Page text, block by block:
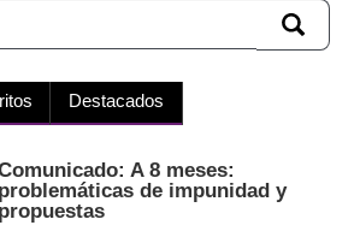
Destacados
A 8 meses:
problemáticas de impunidad y
propuestas